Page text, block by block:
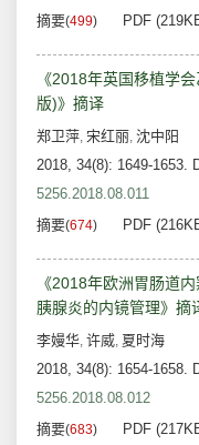
摘要(499) PDF
《2018年英国移植学
版)》摘译
郑卫萍, 宋红丽, 沈中阳
2018, 34(8): 1649-1653.
5256.2018.08.011
摘要(674) PDF
《2018年欧洲胃肠道
胰腺炎的内镜管理》摘
李嫚华, 许威, 夏时海
2018, 34(8): 1654-1658.
5256.2018.08.012
摘要(683) PDF